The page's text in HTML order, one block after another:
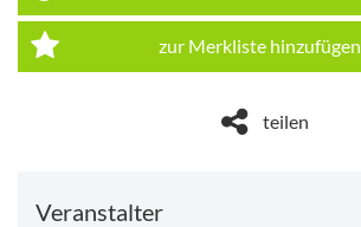
zur Merkliste hinzufügen
teilen
Veranstalter